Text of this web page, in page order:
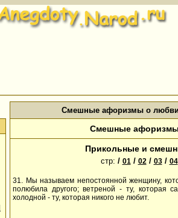
Смешные афоризмы о
Смешные
Прикольные и
стр: / 01/ 02/ 03/ 04
31. Мы называем непостоянной женщину,
полюбила другого; ветреной - ту,
холодной - ту, которая никого не любит.